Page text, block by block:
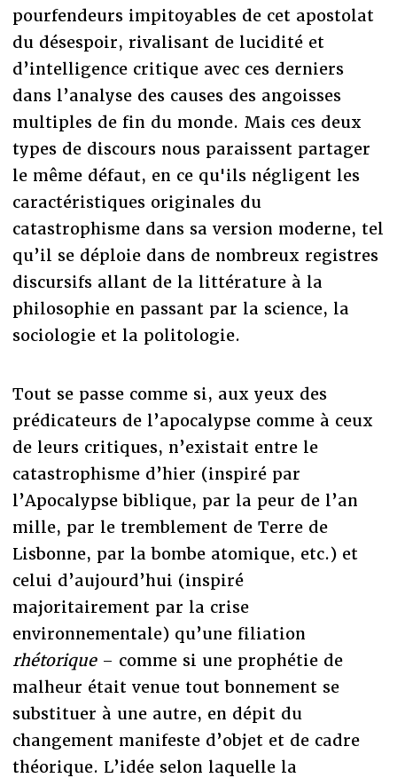
pourfendeurs impitoyables de cet apostolat
du désespoir, rivalisant de lucidité et
d’intelligence critique avec ces derniers
dans l’analyse des causes des angoisses
multiples de fin du monde. Mais ces deux
types de discours nous paraissent partager
le même défaut, en ce qu'ils négligent les
caractéristiques originales du
catastrophisme dans sa version moderne, tel
qu’il se déploie dans de nombreux registres
discursifs allant de la littérature à la
philosophie en passant par la science, la
sociologie et la politologie.
Tout se passe comme si, aux yeux des
prédicateurs de l’apocalypse comme à ceux
de leurs critiques, n’existait entre le
catastrophisme d’hier (inspiré par
l’Apocalypse biblique, par la peur de l’an
mille, par le tremblement de Terre de
Lisbonne, par la bombe atomique, etc.) et
celui d’aujourd’hui (inspiré
majoritairement par la crise
environnementale) qu’une filiation
rhétorique– comme si une prophétie de
malheur était venue tout bonnement se
substituer à une autre, en dépit du
changement manifeste d’objet et de cadre
théorique. L’idée selon laquelle la